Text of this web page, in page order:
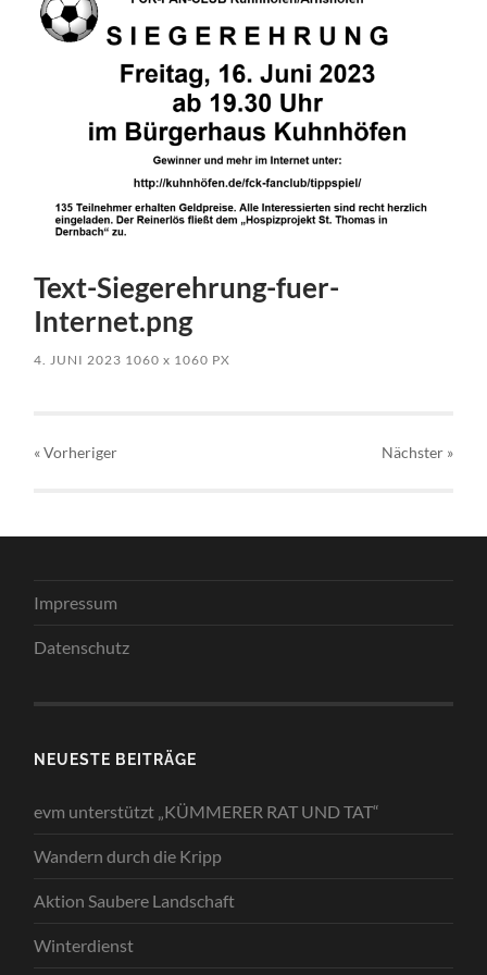
Text-Siegerehrung-fuer-
Internet.png
4. JUNI 2023 1060x 1060 PX
« Vorheriger Nächster »
Impressum
Datenschutz
NEUESTE BEITRÄGE
evm unterstützt „KÜMMERER RAT UND TAT“
Wandern durch die Kripp
Aktion Saubere Landschaft
Winterdienst